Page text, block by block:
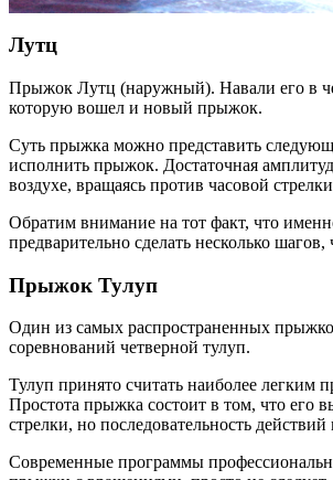
Лутц
Прыжок Лутц (наружный). Навали его в
которую вошел и новый прыжок.
Суть прыжка можно представить
исполнить прыжок. Достаточная
воздухе, вращаясь против часовой
Обратим внимание на тот факт, что
предварительно сделать несколько
Прыжок Тулуп
Один из самых распространенных
соревнований четверной тулуп.
Тулуп принято считать наиболее легким
Простота прыжка состоит в том, что его
стрелки, но последовательность
Современные программы